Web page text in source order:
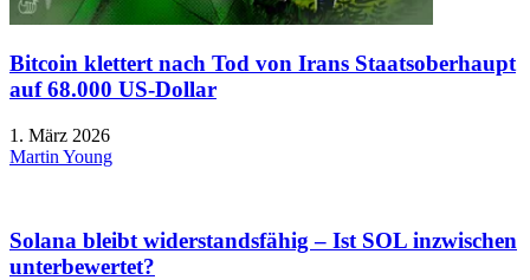
Bitcoin klettert nach Tod von Irans Staatsoberhaupt
auf 68.000 US-Dollar
1. März 2026
Martin Young
Solana bleibt widerstandsfähig – Ist SOL inzwischen
unterbewertet?